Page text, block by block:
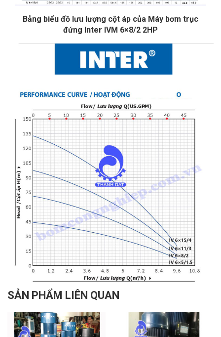
Bảng biểu đồ lưu lượng cột áp của Máy bơm trục
đứng Inter IVM 6×8/2 2HP
SẢN PHẨM LIÊN QUAN